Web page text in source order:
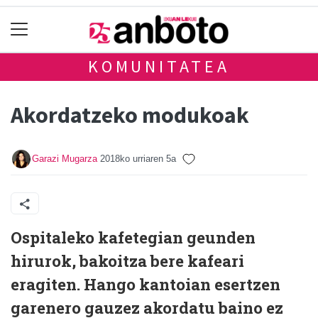
KOMUNITATEA
Akordatzeko modukoak
Garazi Mugarza 2018ko urriaren 5a
Ospitaleko kafetegian geunden
hirurok, bakoitza bere kafeari
eragiten. Hango kantoian esertzen
garenero gauzez akordatu baino ez